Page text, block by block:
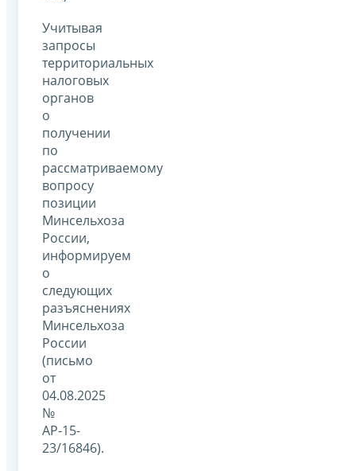
Учитывая
запросы
территориальных
налоговых
органов
о
получении
по
рассматриваемому
вопросу
позиции
Минсельхоза
России,
информируем
о
следующих
разъяснениях
Минсельхоза
России
(письмо
от
04.08.2025
№
АР-15-
23/16846).